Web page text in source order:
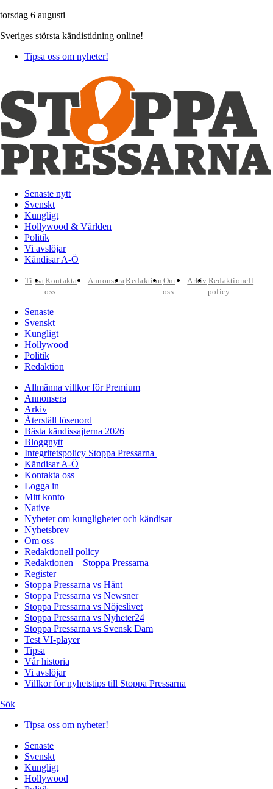
torsdag 6 augusti
Sveriges största kändistidning online!
Tipsa oss om nyheter!
Senaste nytt
Svenskt
Kungligt
Hollywood & Världen
Politik
Vi avslöjar
Kändisar A-Ö
TipsaKontakta
oss
AnnonseraRedaktion Om
oss
Arkiv Redaktionell
policy
Senaste
Svenskt
Kungligt
Hollywood
Politik
Redaktion
Allmänna villkor för Premium
Annonsera
Arkiv
Återställ lösenord
Bästa kändissajterna 2026
Bloggnytt
Integritetspolicy Stoppa Pressarna
Kändisar A-Ö
Kontakta oss
Logga in
Mitt konto
Native
Nyheter om kungligheter och kändisar
Nyhetsbrev
Om oss
Redaktionell policy
Redaktionen – Stoppa Pressarna
Register
Stoppa Pressarna vs Hänt
Stoppa Pressarna vs Newsner
Stoppa Pressarna vs Nöjeslivet
Stoppa Pressarna vs Nyheter24
Stoppa Pressarna vs Svensk Dam
Test VI-player
Tipsa
Vår historia
Vi avslöjar
Villkor för nyhetstips till Stoppa Pressarna
Sök
Tipsa oss om nyheter!
Senaste
Svenskt
Kungligt
Hollywood